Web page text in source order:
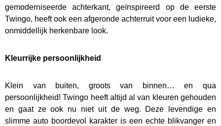
gemoderniseerde achterkant, geïnspireerd op de eerste
Twingo, heeft ook een afgeronde achterruit voor een ludieke,
onmiddellijk herkenbare look.
Kleurrijke persoonlijkheid
Klein van buiten, groots van binnen… en qua
persoonlijkheid! Twingo heeft altijd al van kleuren gehouden
en gaat ze ook nu niet uit de weg. Deze levendige en
slimme auto boordevol karakter is een echte blikvanger en